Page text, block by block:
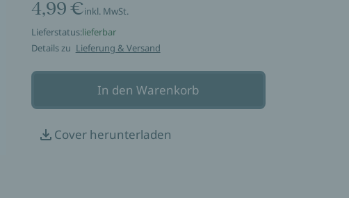
4,99 €inkl. MwSt.
Lieferstatus:lieferbar
Details zu Lieferung & Versand
In den Warenkorb
Cover herunterladen